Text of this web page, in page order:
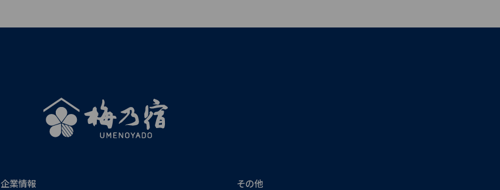
企業情報 その他